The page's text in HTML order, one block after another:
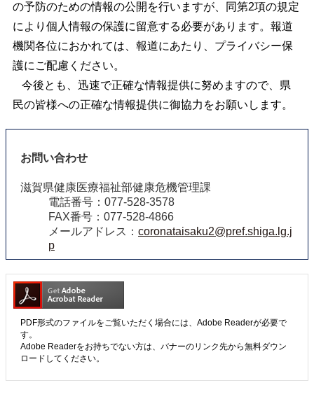
の予防のための情報の公開を行いますが、同第2項の規定
により個人情報の保護に留意する必要があります。報道
機関各位におかれては、報道にあたり、プライバシー保
護にご配慮ください。
今後とも、迅速で正確な情報提供に努めますので、県
民の皆様への正確な情報提供に御協力をお願いします。
お問い合わせ
滋賀県健康医療福祉部健康危機管理課
電話番号：077-528-3578
FAX番号：077-528-4866
メールアドレス： coronataisaku2@pref.shiga.lg.j
p
PDF形式のファイルをご覧いただく場合には、Adobe Readerが必要で
す。
Adobe Readerをお持ちでない方は、バナーのリンク先から無料ダウン
ロードしてください。